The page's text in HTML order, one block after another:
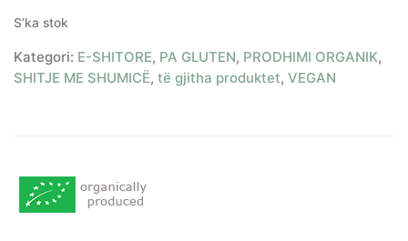
S’ka stok
Kategori: E-SHITORE, PA GLUTEN, PRODHIMI ORGANIK,
SHITJE ME SHUMICË, të gjitha produktet, VEGAN